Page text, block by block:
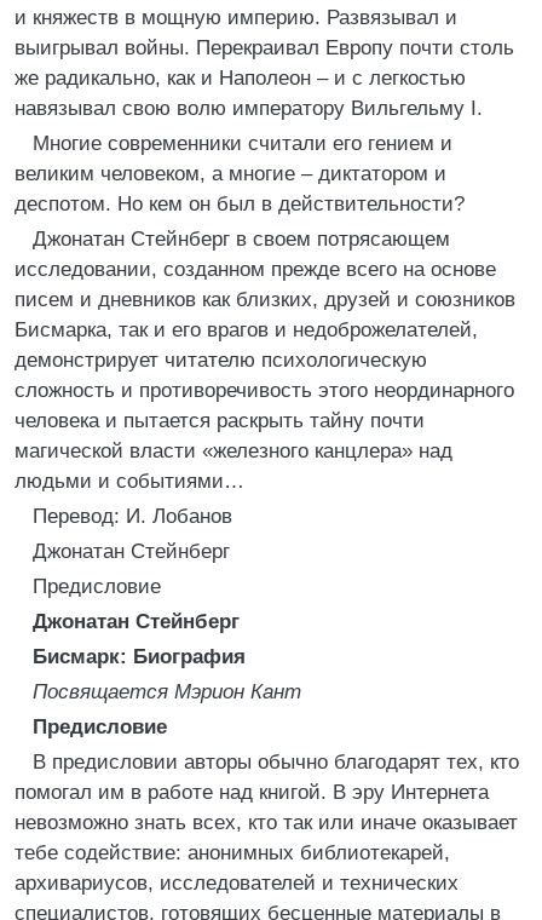
и княжеств в мощную империю. Развязывал и
выигрывал войны. Перекраивал Европу почти столь
же радикально, как и Наполеон – и с легкостью
навязывал свою волю императору Вильгельму I.
Многие современники считали его гением и
великим человеком, а многие – диктатором и
деспотом. Но кем он был в действительности?
Джонатан Стейнберг в своем потрясающем
исследовании, созданном прежде всего на основе
писем и дневников как близких, друзей и союзников
Бисмарка, так и его врагов и недоброжелателей,
демонстрирует читателю психологическую
сложность и противоречивость этого неординарного
человека и пытается раскрыть тайну почти
магической власти «железного канцлера» над
людьми и событиями…
Перевод: И. Лобанов
Джонатан Стейнберг
Предисловие
Джонатан Стейнберг
Бисмарк: Биография
Посвящается Мэрион Кант
Предисловие
В предисловии авторы обычно благодарят тех, кто
помогал им в работе над книгой. В эру Интернета
невозможно знать всех, кто так или иначе оказывает
тебе содействие: анонимных библиотекарей,
архивариусов, исследователей и технических
специалистов, готовящих бесценные материалы в